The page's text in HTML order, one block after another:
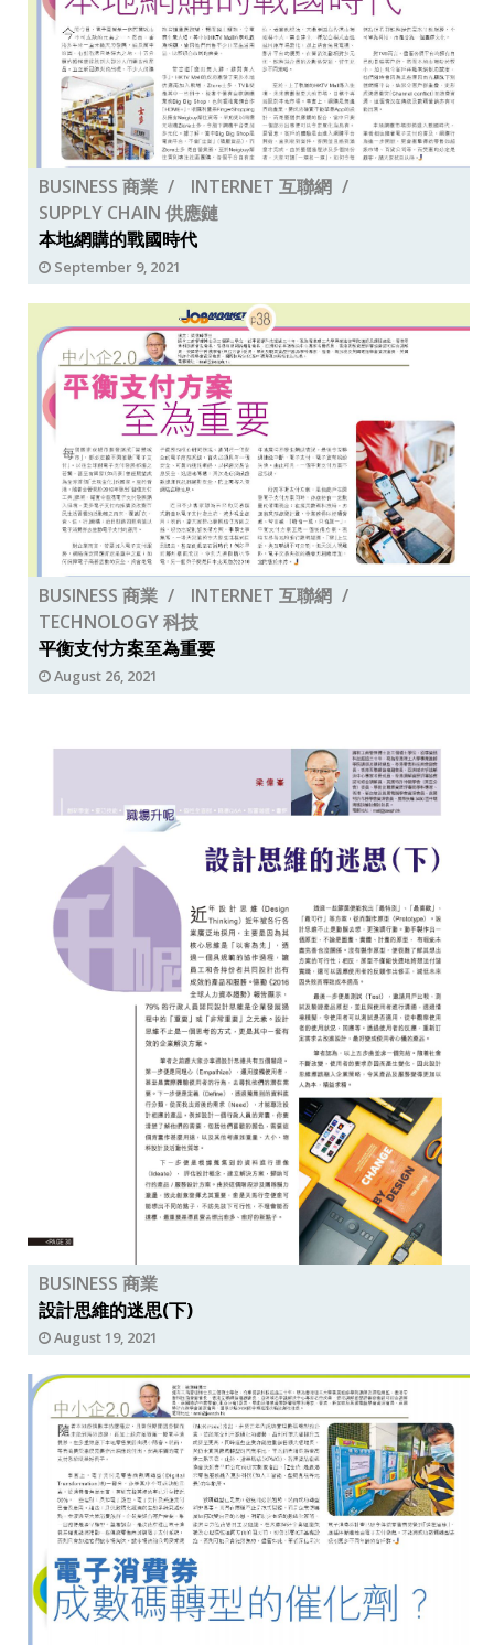
BUSINESS 商業
INTERNET 互聯網
SUPPLY CHAIN 供應鏈
本地網購的戰國時代
September 9, 2021
BUSINESS 商業
INTERNET 互聯網
TECHNOLOGY 科技
平衡支付方案至為重要
August 26, 2021
BUSINESS 商業
設計思維的迷思(下)
August 19, 2021